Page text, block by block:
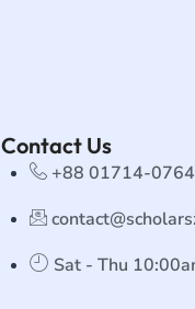
Contact Us
+88 01714-
Sat - Thu